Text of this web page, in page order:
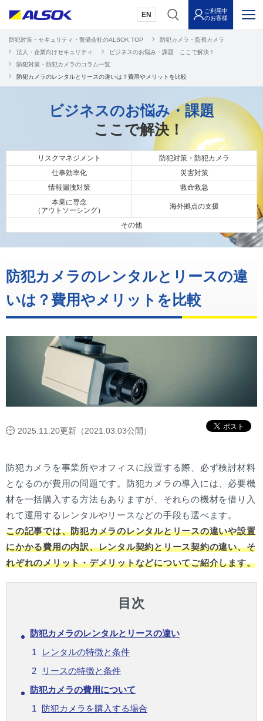
EN
ご利用中
のお客様
防犯対策・セキュリティ・警備会社のALSOK TOP
防犯カメラ・監視カメラ
法人・企業向けセキュリティ
ビジネスのお悩み・課題 ここで解決！
防犯対策・防犯カメラのコラム一覧
防犯カメラのレンタルとリースの違いは？費用やメリットを比較
ビジネスのお悩み・課題
ここで解決！
リスクマネジメント
防犯対策・防犯カメラ
仕事効率化
災害対策
情報漏洩対策
救命救急
本業に専念
（アウトソーシング）
海外拠点の支援
その他
防犯カメラのレンタルとリースの違
いは？費用やメリットを比較
2025.11.20更新（2021.03.03公開）
防犯カメラを事業所やオフィスに設置する際、必ず検討材料
となるのが費用の問題です。防犯カメラの導入には、必要機
材を一括購入する方法もありますが、それらの機材を借り入
れて運用するレンタルやリースなどの手段も選べます。
この記事では、防犯カメラのレンタルとリースの違いや設置
にかかる費用の内訳、レンタル契約とリース契約の違い、そ
れぞれのメリット・デメリットなどについてご紹介します。
目次
防犯カメラのレンタルとリースの違い
レンタルの特徴と条件
リースの特徴と条件
防犯カメラの費用について
防犯カメラを購入する場合